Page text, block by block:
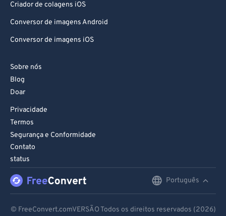
Criador de colagens iOS
Conversor de imagens Android
Conversor de imagens iOS
Sobre nós
Blog
Doar
Privacidade
Termos
Segurança e Conformidade
Contato
status
Português
© FreeConvert.comVERSÃO Todos os direitos reservados (2026)